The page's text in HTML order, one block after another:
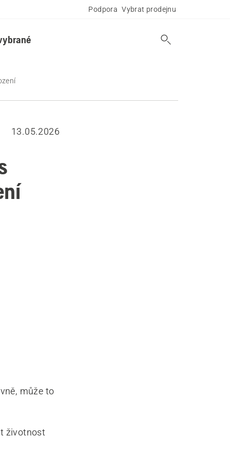
Podpora Vybrat prodejnu
13.05.2026
může to
životnost